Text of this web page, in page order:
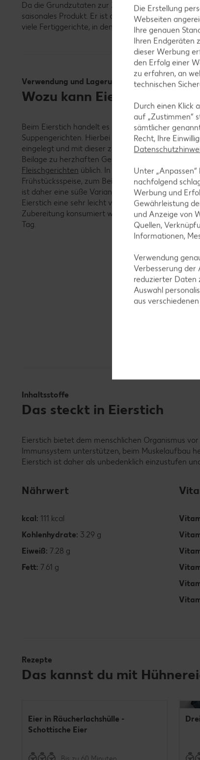
Da die Grundzutaten zur Zubereitung das ganze
saisonales Produkt. Er ist daher ganzjährig im
viele Fertiggerichte, in denen Eierstich bereits
Verwendung und Lagerung
Wozu kann Eierstich
Beim Eierstich handelt es sich um eine klassische
Suppengerichten. Hierbei werden die fertigen
eingelegt und mit dieser zusammen verspeist.
Beilage zu herzhaften Gerichten wie zum Beispiel
Fleischgerichten üblich. In einigen Kulturen ist der
Frühstücksspeise, zum Beispiel in Japan. Hier
ist daher eine süße Variante des eher herzhaften,
Eierstich eine sehr leicht verderbliche Speise ist,
Zubereitung konsumiert werden. Im Kühlschrank
Tag.
Inhaltsstoffe
Das steckt in Eierstich
Eierstich bietet dem menschlichen Organismus
Immunsystem unterstützen, beim Muskelaufbau
Eierstich ist daher als unbedenklich einzustufen
Nährwert
kcal: 111 kcal
Kohlenhydrate: 3.29 g
Eiweiß: 7.28 g
Fett: 7.61 g
Rezepte
Das kannst du mit
Eier in Räucherlachshülle -
Schottische Eier
Die Erstellung
Webseiten
Ihre genauen
Ihren Endgeräten
dieser Werbung
den Erfolg einer
zu erfahren, an
technischen
Durch einen Klick
auf „Zustimmen“
sämtlicher
Recht, Ihre
Unter
nachfolgend
Werbung und
Gewährleistung
und Anzeige von
Quellen,
Informationen,
Verwendung
Verbesserung
reduzierter Daten
Auswahl
aus